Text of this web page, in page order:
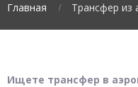
Главная Трансфер из
Ищете трансфер в